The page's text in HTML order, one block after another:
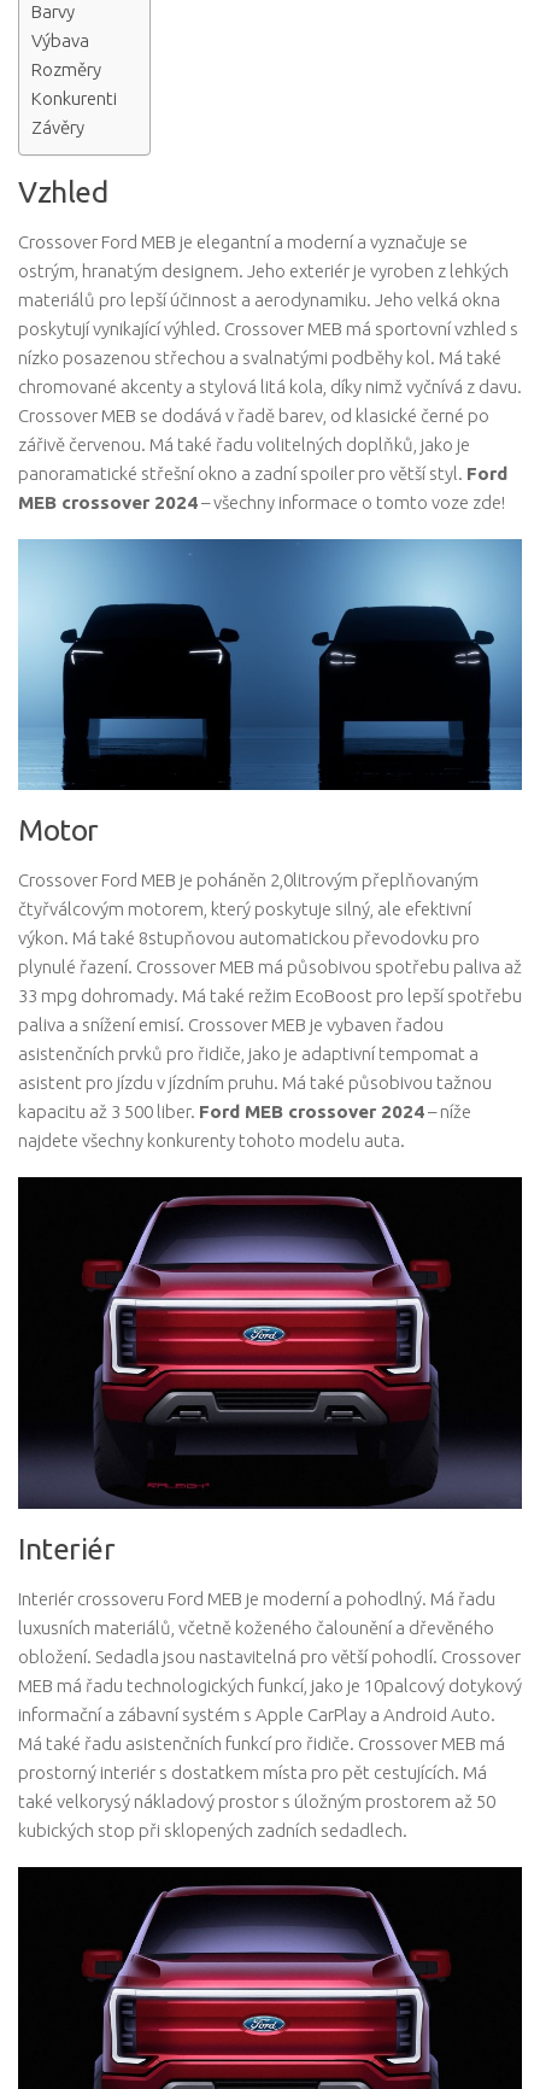
Barvy
Výbava
Rozměry
Konkurenti
Závěry
Vzhled
Crossover Ford MEB je elegantní a moderní a vyznačuje se
ostrým, hranatým designem. Jeho exteriér je vyroben z lehkých
materiálů pro lepší účinnost a aerodynamiku. Jeho velká okna
poskytují vynikající výhled. Crossover MEB má sportovní vzhled s
nízko posazenou střechou a svalnatými podběhy kol. Má také
chromované akcenty a stylová litá kola, díky nimž vyčnívá z davu.
Crossover MEB se dodává v řadě barev, od klasické černé po
zářivě červenou. Má také řadu volitelných doplňků, jako je
panoramatické střešní okno a zadní spoiler pro větší styl. Ford
MEB crossover 2024– všechny informace o tomto voze zde!
Motor
Crossover Ford MEB je poháněn 2,0litrovým přeplňovaným
čtyřválcovým motorem, který poskytuje silný, ale efektivní
výkon. Má také 8stupňovou automatickou převodovku pro
plynulé řazení. Crossover MEB má působivou spotřebu paliva až
33 mpg dohromady. Má také režim EcoBoost pro lepší spotřebu
paliva a snížení emisí. Crossover MEB je vybaven řadou
asistenčních prvků pro řidiče, jako je adaptivní tempomat a
asistent pro jízdu v jízdním pruhu. Má také působivou tažnou
kapacitu až 3 500 liber. Ford MEB crossover 2024– níže
najdete všechny konkurenty tohoto modelu auta.
Interiér
Interiér crossoveru Ford MEB je moderní a pohodlný. Má řadu
luxusních materiálů, včetně koženého čalounění a dřevěného
obložení. Sedadla jsou nastavitelná pro větší pohodlí. Crossover
MEB má řadu technologických funkcí, jako je 10palcový dotykový
informační a zábavní systém s Apple CarPlay a Android Auto.
Má také řadu asistenčních funkcí pro řidiče. Crossover MEB má
prostorný interiér s dostatkem místa pro pět cestujících. Má
také velkorysý nákladový prostor s úložným prostorem až 50
kubických stop při sklopených zadních sedadlech.